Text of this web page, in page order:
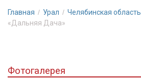
действенные
оздоровительные
Главная Урал Челябинская область
«Дальняя Дача»
Фотогалерея